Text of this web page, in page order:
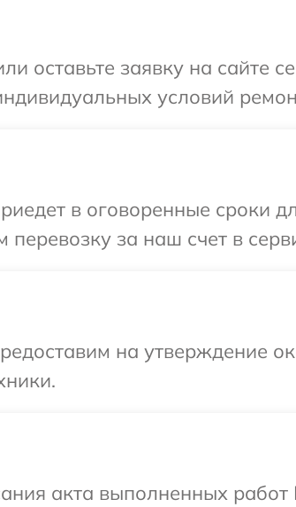
оставьте заявку на сайте
условий
в оговоренные сроки
за наш счет в
на утверждение
акта выполненных